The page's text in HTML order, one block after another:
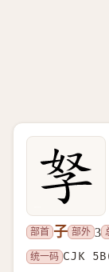
部首 子 部外 3
统一码 CJK